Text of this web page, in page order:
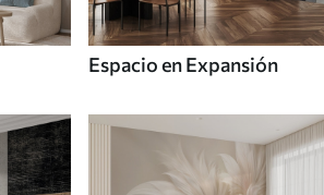
Espacio en Expansión